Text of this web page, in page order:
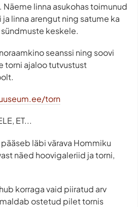
Näeme linna asukohas toimunud
linna arengut ning satume ka
keskele.
seanssi ning soovi
torni ajaloo tutvustust
torn
ET...
läbi värava Hommiku
näed hoovigaleriid ja torni,
korraga vaid piiratud arv
ostetud pilet tornis